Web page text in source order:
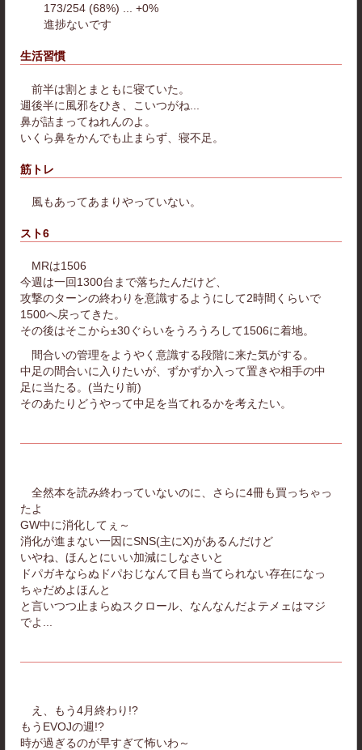
173/254 (68%) ... +0%
進捗ないです
生活習慣
前半は割とまともに寝ていた。
週後半に風邪をひき、こいつがね...
鼻が詰まってねれんのよ。
いくら鼻をかんでも止まらず、寝不足。
筋トレ
風もあってあまりやっていない。
スト6
MRは1506
今週は一回1300台まで落ちたんだけど、
攻撃のターンの終わりを意識するようにして2時間くらいで
1500へ戻ってきた。
その後はそこから±30ぐらいをうろうろして1506に着地。
間合いの管理をようやく意識する段階に来た気がする。
中足の間合いに入りたいが、ずかずか入って置きや相手の中
足に当たる。(当たり前)
そのあたりどうやって中足を当てれるかを考えたい。
全然本を読み終わっていないのに、さらに4冊も買っちゃっ
たよ
GW中に消化してぇ～
消化が進まない一因にSNS(主にX)があるんだけど
いやね、ほんとにいい加減にしなさいと
ドパガキならぬドパおじなんて目も当てられない存在になっ
ちゃだめよほんと
と言いつつ止まらぬスクロール、なんなんだよテメェはマジ
でよ...
え、もう4月終わり!?
もうEVOJの週!?
時が過ぎるのが早すぎて怖いわ～